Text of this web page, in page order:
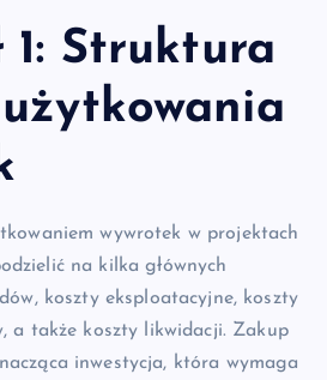
1: Struktura
wywrotek w projektach
na kilka głównych
koszty eksploatacyjne, koszty
a także koszty likwidacji. Zakup
inwestycja, która wymaga